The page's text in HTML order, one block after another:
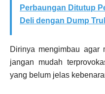
Perbaungan Ditutup
Deli dengan Dump
Dirinya mengimbau agar
jangan mudah
yang belum jelas